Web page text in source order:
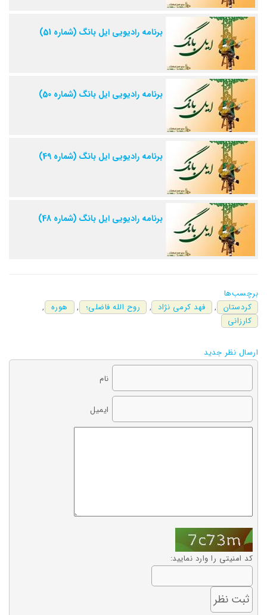
برنامه رادیویی ایل بانگ (شماره 51)
برنامه رادیویی ایل بانگ (شماره 50)
برنامه رادیویی ایل بانگ (شماره 49)
برنامه رادیویی ایل بانگ (شماره 48)
برچسب‌ها
کردستان
, فهد کرمی نژاد , روح الله فاضلی؛ , هوره
,
کارزانی
ارسال نظر جدید
نام
ایمیل
کد امنیتی را وارد نمایید: